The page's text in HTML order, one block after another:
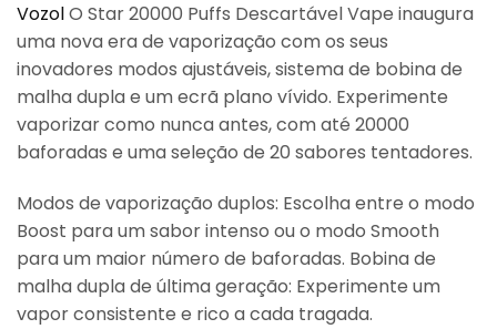
VozolO Star 20000 Puffs Descartável Vape inaugura
uma nova era de vaporização com os seus
inovadores modos ajustáveis, sistema de bobina de
malha dupla e um ecrã plano vívido. Experimente
vaporizar como nunca antes, com até 20000
baforadas e uma seleção de 20 sabores tentadores.
Modos de vaporização duplos: Escolha entre o modo
Boost para um sabor intenso ou o modo Smooth
para um maior número de baforadas. Bobina de
malha dupla de última geração: Experimente um
vapor consistente e rico a cada tragada.